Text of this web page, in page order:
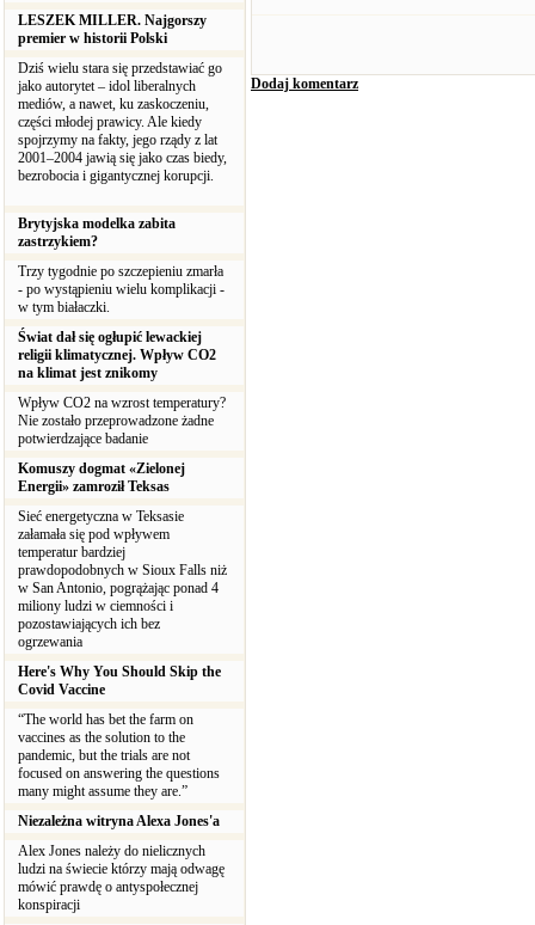
LESZEK MILLER. Najgorszy
premier w historii Polski
Dziś wielu stara się przedstawiać go
jako autorytet – idol liberalnych
mediów, a nawet, ku zaskoczeniu,
części młodej prawicy. Ale kiedy
spojrzymy na fakty, jego rządy z lat
2001–2004 jawią się jako czas biedy,
bezrobocia i gigantycznej korupcji.
Brytyjska modelka zabita
zastrzykiem?
Trzy tygodnie po szczepieniu zmarła
- po wystąpieniu wielu komplikacji -
w tym białaczki.
Świat dał się ogłupić lewackiej
religii klimatycznej. Wpływ CO2
na klimat jest znikomy
Wpływ CO2 na wzrost temperatury?
Nie zostało przeprowadzone żadne
potwierdzające badanie
Komuszy dogmat «Zielonej
Energii» zamroził Teksas
Sieć energetyczna w Teksasie
załamała się pod wpływem
temperatur bardziej
prawdopodobnych w Sioux Falls niż
w San Antonio, pogrążając ponad 4
miliony ludzi w ciemności i
pozostawiających ich bez
ogrzewania
Here's Why You Should Skip the
Covid Vaccine
“The world has bet the farm on
vaccines as the solution to the
pandemic, but the trials are not
focused on answering the questions
many might assume they are.”
Niezależna witryna Alexa Jones'a
Alex Jones należy do nielicznych
ludzi na świecie którzy mają odwagę
mówić prawdę o antyspołecznej
konspiracji
Dodaj komentarz